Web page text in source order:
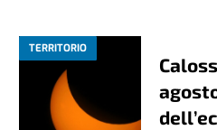
TERRITORIO